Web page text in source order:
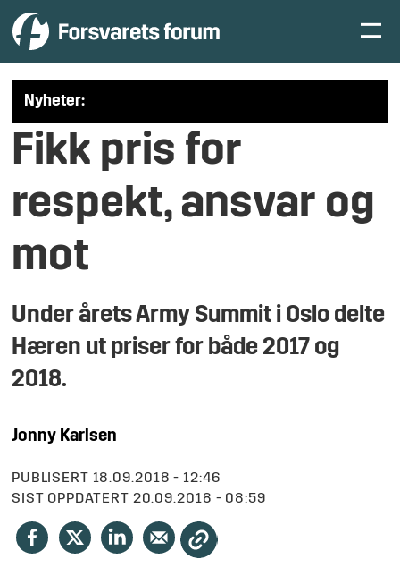
Nyheter:
Fikk pris for
respekt, ansvar og
mot
Under årets Army Summit i Oslo delte
Hæren ut priser for både 2017 og
2018.
Jonny Karlsen
PUBLISERT
18.09.2018 - 12:46
SIST OPPDATERT
20.09.2018 - 08:59